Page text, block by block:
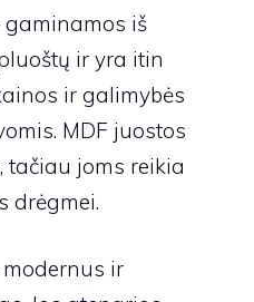
gaminamos iš
ir yra itin
ir galimybės
MDF juostos
tačiau joms reikia
drėgmei.
modernus ir